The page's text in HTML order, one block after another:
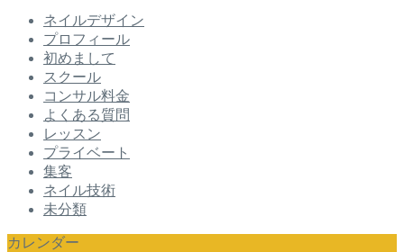
ネイルデザイン
プロフィール
初めまして
スクール
コンサル料金
よくある質問
レッスン
プライベート
集客
ネイル技術
未分類
カレンダー